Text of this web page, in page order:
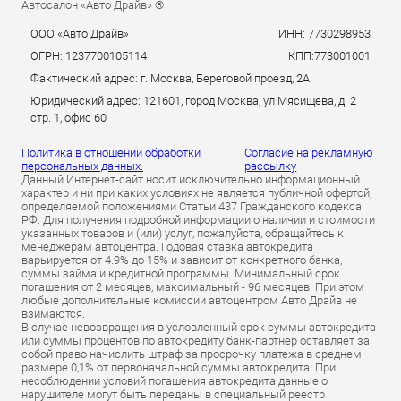
Автосалон «Авто Драйв» ®
ООО «Авто Драйв»
ИНН: 7730298953
ОГРН: 1237700105114
КПП:773001001
Фактический адрес: г. Москва, Береговой проезд, 2А
Юридический адрес: 121601, город Москва, ул Мясищева, д. 2
стр. 1, офис 60
Политика в отношении обработки
персональных данных.
Согласие на рекламную
рассылку
Данный Интернет-сайт носит исключительно информационный
характер и ни при каких условиях не является публичной офертой,
определяемой положениями Статьи 437 Гражданского кодекса
РФ. Для получения подробной информации о наличии и стоимости
указанных товаров и (или) услуг, пожалуйста, обращайтесь к
менеджерам автоцентра. Годовая ставка автокредита
варьируется от 4.9% до 15% и зависит от конкретного банка,
суммы займа и кредитной программы. Минимальный срок
погашения от 2 месяцев, максимальный - 96 месяцев. При этом
любые дополнительные комиссии автоцентром Авто Драйв не
взимаются.
В случае невозвращения в условленный срок суммы автокредита
или суммы процентов по автокредиту банк-партнер оставляет за
собой право начислить штраф за просрочку платежа в среднем
размере 0,1% от первоначальной суммы автокредита. При
несоблюдении условий погашения автокредита данные о
нарушителе могут быть переданы в специальный реестр